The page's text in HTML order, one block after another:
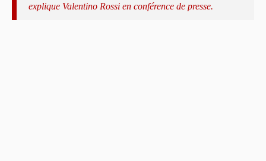
explique Valentino Rossi en conférence de presse.